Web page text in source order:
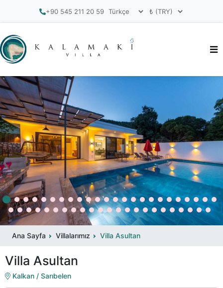
+90 545 211 20 59
Ana Sayfa Villalarımız Villa Asultan
Villa Asultan
Kalkan / Sarıbelen